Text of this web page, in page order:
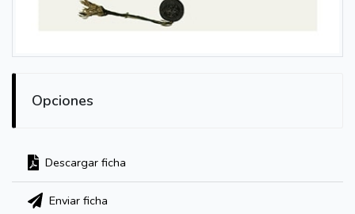
Opciones
Descargar ficha
Enviar ficha